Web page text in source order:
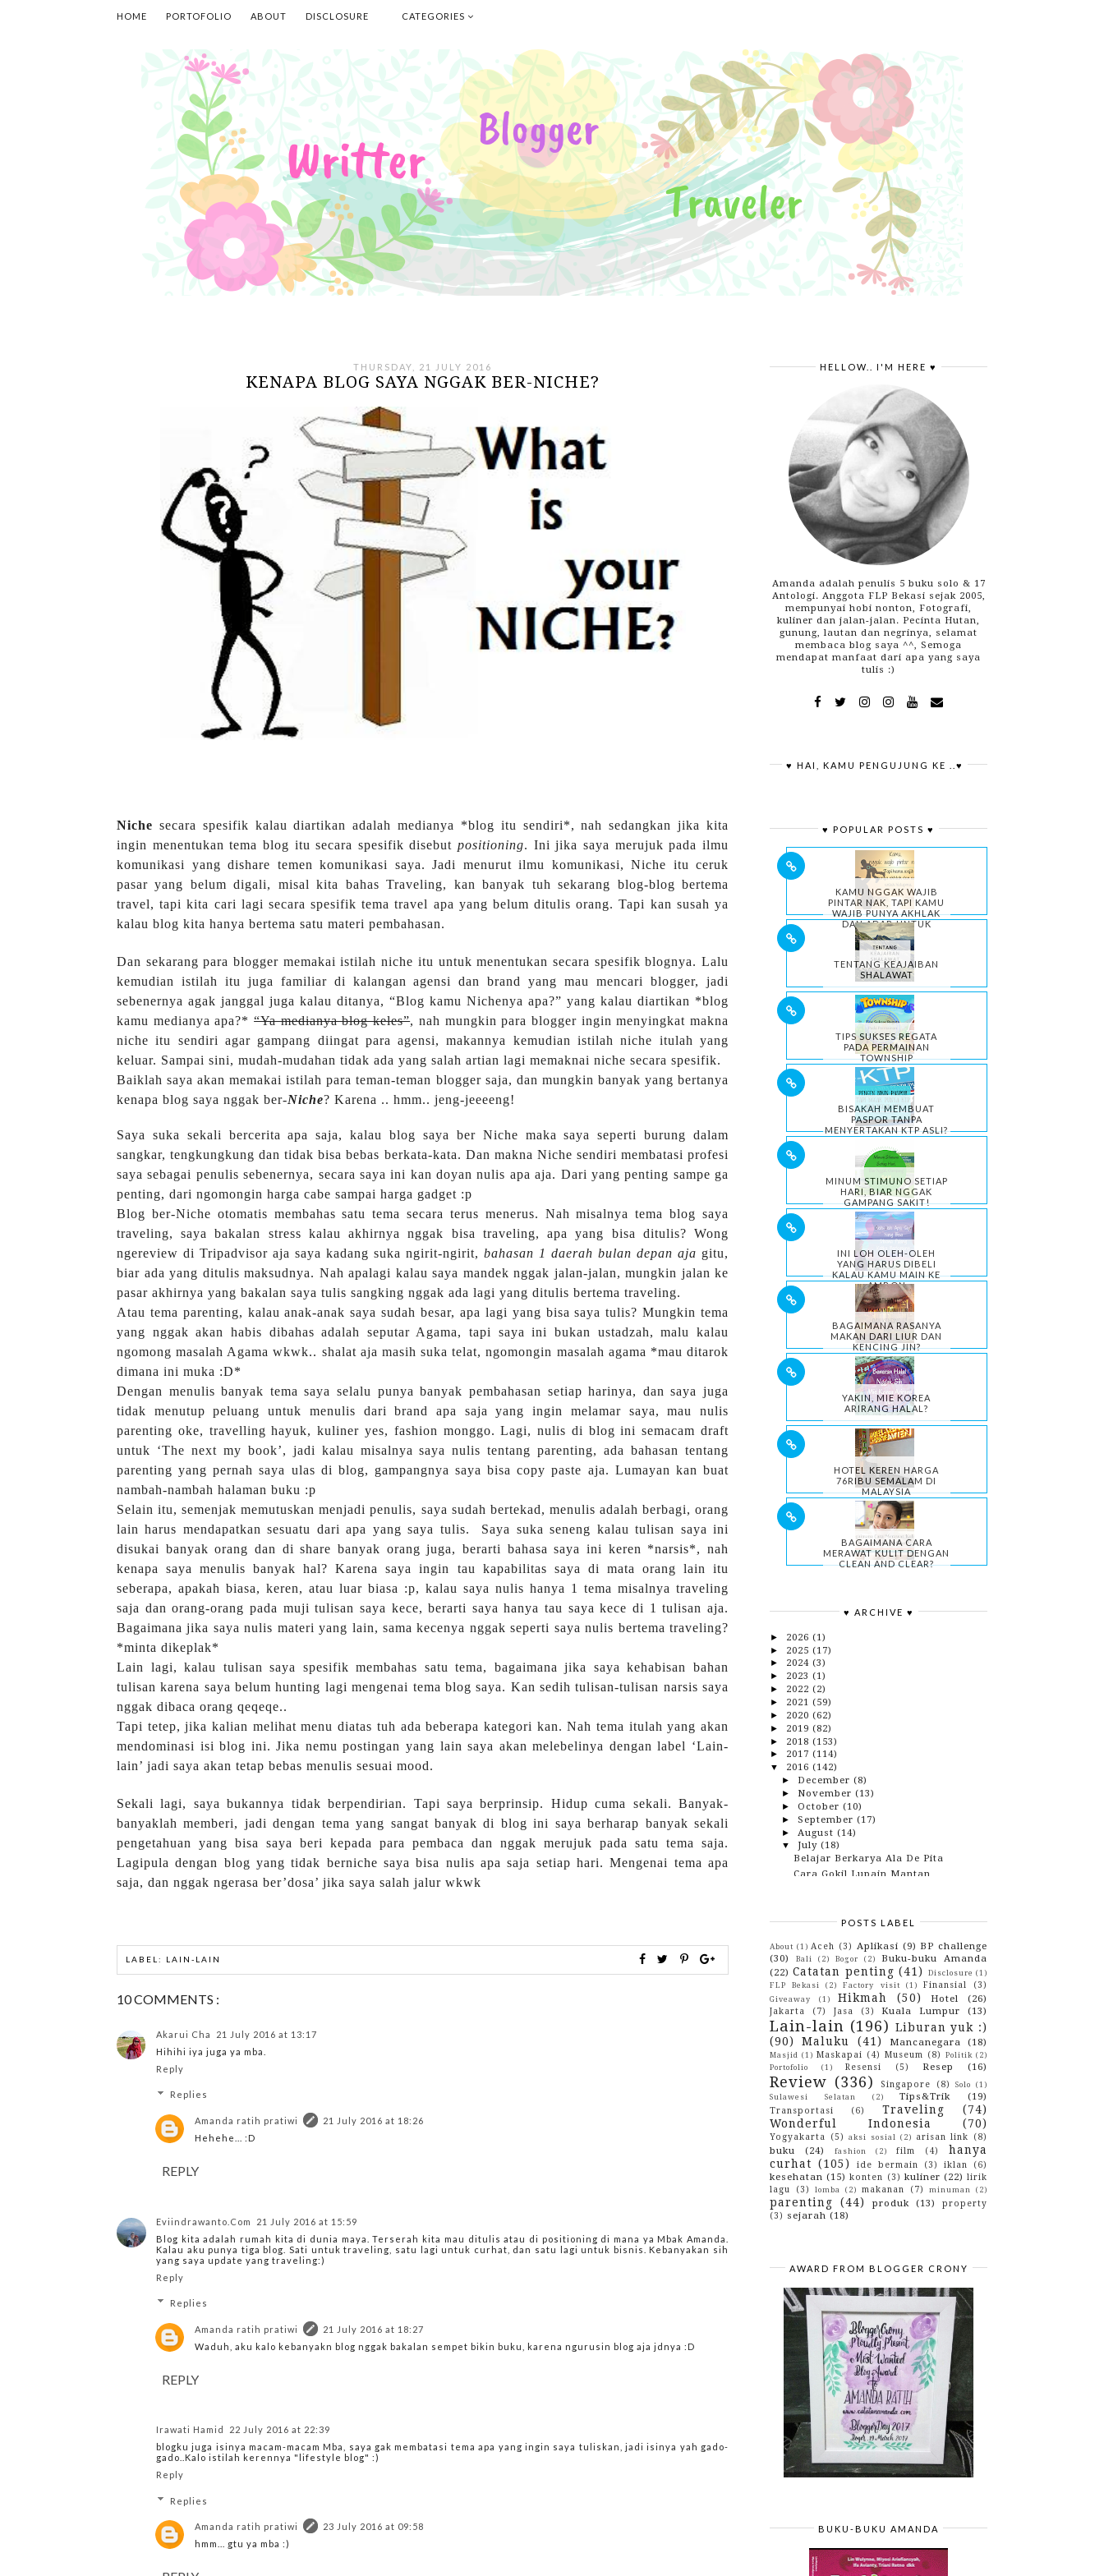
HOME PORTOFOLIO ABOUT DISCLOSURE CATEGORIES
THURSDAY, 21 JULY 2016
KENAPA BLOG SAYA NGGAK BER-NICHE?
Niche secara spesifik kalau diartikan adalah medianya *blog itu sendiri*, nah sedangkan jika kita
ingin menentukan tema blog itu secara spesifik disebutpositioning. Ini jika saya merujuk pada ilmu
komunikasi yang dishare temen komunikasi saya. Jadi menurut ilmu komunikasi, Niche itu ceruk
pasar yang belum digali, misal kita bahas Traveling, kan banyak tuh sekarang blog-blog bertema
travel, tapi kita cari lagi secara spesifik tema travel apa yang belum ditulis orang. Tapi kan susah ya
kalau blog kita hanya bertema satu materi pembahasan.
Dan sekarang para blogger memakai istilah niche itu untuk menentukan secara spesifik blognya. Lalu
kemudian istilah itu juga familiar di kalangan agensi dan brand yang mau mencari blogger, jadi
sebenernya agak janggal juga kalau ditanya, “Blog kamu Nichenya apa?” yang kalau diartikan *blog
kamu medianya apa?*“Ya medianya blog keles”, nah mungkin para blogger ingin menyingkat makna
niche itu sendiri agar gampang diingat para agensi, makannya kemudian istilah niche itulah yang
keluar. Sampai sini, mudah-mudahan tidak ada yang salah artian lagi memaknai niche secara spesifik.
Baiklah saya akan memakai istilah para teman-teman blogger saja, dan mungkin banyak yang bertanya
kenapa blog saya nggak ber-Niche? Karena .. hmm.. jeng-jeeeeng!
Saya suka sekali bercerita apa saja, kalau blog saya ber Niche maka saya seperti burung dalam
sangkar, tengkungkung dan tidak bisa bebas berkata-kata. Dan makna Niche sendiri membatasi profesi
saya sebagai penulis sebenernya, secara saya ini kan doyan nulis apa aja. Dari yang penting sampe ga
penting, dari ngomongin harga cabe sampai harga gadget :p
Blog ber-Niche otomatis membahas satu tema secara terus menerus. Nah misalnya tema blog saya
traveling, saya bakalan stress kalau akhirnya nggak bisa traveling, apa yang bisa ditulis? Wong
ngereview di Tripadvisor aja saya kadang suka ngirit-ngirit, bahasan 1 daerah bulan depan aja gitu,
biar ada yang ditulis maksudnya. Nah apalagi kalau saya mandek nggak jalan-jalan, mungkin jalan ke
pasar akhirnya yang bakalan saya tulis sangking nggak ada lagi yang ditulis bertema traveling.
Atau tema parenting, kalau anak-anak saya sudah besar, apa lagi yang bisa saya tulis? Mungkin tema
yang nggak akan habis dibahas adalah seputar Agama, tapi saya ini bukan ustadzah, malu kalau
ngomong masalah Agama wkwk.. shalat aja masih suka telat, ngomongin masalah agama *mau ditarok
dimana ini muka :D*
Dengan menulis banyak tema saya selalu punya banyak pembahasan setiap harinya, dan saya juga
tidak menutup peluang untuk menulis dari brand apa saja yang ingin melamar saya, mau nulis
parenting oke, travelling hayuk, kuliner yes, fashion monggo. Lagi, nulis di blog ini semacam draft
untuk ‘The next my book’, jadi kalau misalnya saya nulis tentang parenting, ada bahasan tentang
parenting yang pernah saya ulas di blog, gampangnya saya bisa copy paste aja. Lumayan kan buat
nambah-nambah halaman buku :p
Selain itu, semenjak memutuskan menjadi penulis, saya sudah bertekad, menulis adalah berbagi, orang
lain harus mendapatkan sesuatu dari apa yang saya tulis. Saya suka seneng kalau tulisan saya ini
disukai banyak orang dan di share banyak orang juga, berarti bahasa saya ini keren *narsis*, nah
kenapa saya menulis banyak hal? Karena saya ingin tau kapabilitas saya di mata orang lain itu
seberapa, apakah biasa, keren, atau luar biasa :p, kalau saya nulis hanya 1 tema misalnya traveling
saja dan orang-orang pada muji tulisan saya kece, berarti saya hanya tau saya kece di 1 tulisan aja.
Bagaimana jika saya nulis materi yang lain, sama kecenya nggak seperti saya nulis bertema traveling?
*minta dikeplak*
Lain lagi, kalau tulisan saya spesifik membahas satu tema, bagaimana jika saya kehabisan bahan
tulisan karena saya belum hunting lagi mengenai tema blog saya. Kan sedih tulisan-tulisan narsis saya
nggak dibaca orang qeqeqe..
Tapi tetep, jika kalian melihat menu diatas tuh ada beberapa kategori kan. Nah tema itulah yang akan
mendominasi isi blog ini. Jika nemu postingan yang lain saya akan melebelinya dengan label ‘Lain-
lain’ jadi saya akan tetap bebas menulis sesuai mood.
Sekali lagi, saya bukannya tidak berpendirian. Tapi saya berprinsip. Hidup cuma sekali. Banyak-
banyaklah memberi, jadi dengan tema yang sangat banyak di blog ini saya berharap banyak sekali
pengetahuan yang bisa saya beri kepada para pembaca dan nggak merujuk pada satu tema saja.
Lagipula dengan blog yang tidak berniche saya bisa nulis apa saja setiap hari. Mengenai tema apa
saja, dan nggak ngerasa ber’dosa’ jika saya salah jalur wkwk
LABEL: LAIN-LAIN
10 COMMENTS :
Akarui Cha
21 July 2016 at 13:17
Hihihi iya juga ya mba.
Reply
Replies
Amanda ratih pratiwi
21 July 2016 at 18:26
Hehehe... :D
REPLY
Eviindrawanto.Com
21 July 2016 at 15:59
Blog kita adalah rumah kita di dunia maya. Terserah kita mau ditulis atau di positioning di mana ya Mbak Amanda.
Kalau aku punya tiga blog. Sati untuk traveling, satu lagi untuk curhat, dan satu lagi untuk bisnis. Kebanyakan sih
yang saya update yang traveling:)
Reply
Replies
Amanda ratih pratiwi
21 July 2016 at 18:27
Waduh, aku kalo kebanyakn blog nggak bakalan sempet bikin buku, karena ngurusin blog aja jdnya :D
REPLY
Irawati Hamid
22 July 2016 at 22:39
blogku juga isinya macam-macam Mba, saya gak membatasi tema apa yang ingin saya tuliskan, jadi isinya yah gado-
gado..Kalo istilah kerennya "lifestyle blog" :)
Reply
Replies
Amanda ratih pratiwi
23 July 2016 at 09:58
hmm... gtu ya mba :)
HELLOW.. I'M HERE ♥
Amanda adalah penulis 5 buku solo & 17
Antologi. Anggota FLP Bekasi sejak 2005,
mempunyai hobi nonton, Fotografi,
kuliner dan jalan-jalan. Pecinta Hutan,
gunung, lautan dan negrinya, selamat
membaca blog saya ^^, Semoga
mendapat manfaat dari apa yang saya
tulis :)
♥ HAI, KAMU PENGUJUNG KE ..♥
♥ POPULAR POSTS ♥
KAMU NGGAK WAJIB
PINTAR NAK, TAPI KAMU
WAJIB PUNYA AKHLAK
DAN ADAB UNTUK
HIDUPMU.
TENTANG KEAJAIBAN
SHALAWAT
TIPS SUKSES REGATA
PADA PERMAINAN
TOWNSHIP
BISAKAH MEMBUAT
PASPOR TANPA
MENYERTAKAN KTP ASLI?
MINUM STIMUNO SETIAP
HARI, BIAR NGGAK
GAMPANG SAKIT!
INI LOH OLEH-OLEH
YANG HARUS DIBELI
KALAU KAMU MAIN KE
AMBON
BAGAIMANA RASANYA
MAKAN DARI LIUR DAN
KENCING JIN?
YAKIN, MIE KOREA
ARIRANG HALAL?
HOTEL KEREN HARGA
76RIBU SEMALAM DI
MALAYSIA
BAGAIMANA CARA
MERAWAT KULIT DENGAN
CLEAN AND CLEAR?
♥ ARCHIVE ♥
► 2026 (1)
► 2025 (17)
► 2024 (3)
► 2023 (1)
► 2022 (2)
► 2021 (59)
► 2020 (62)
► 2019 (82)
► 2018 (153)
► 2017 (114)
▼ 2016 (142)
► December (8)
► November (13)
► October (10)
► September (17)
► August (14)
▼ July (18)
Belajar Berkarya Ala De Pita
Cara Gokil Lupain Mantan
Hotel Murah Di Jakarta Yang Dekat
Dengan Museum Ba...
Kenapa blog saya nggak ber-Niche?
Ikutan Giveaway YTABB yuk!
Semua Orang Bisa Traveling kok.
Nggak Percaya?
Tips Mudik Anti Jengkel
Cara Menjaga Kualitas Obat-Obatan
Bagaimana ya, cara memilih sabun
muka yang bagus?
Tips Bagaimana Cara Memandikan
Bayi Yang Benar
Self Service Ala Red Suki
Cara Mengatasi Demam Pada Anak
Tips Jitu! Agar Tidak Ditodong Oleh-
Oleh Saat Liburan
Berbagi Pengalaman Seru Melalui
Forum Ibu dan Anak
Tips Mudik Anti Baper
►June(22)
May
►February(2)
►2015(10)
►2014
►2013 (3)
2012 (29)
2010 (42)
2009 (43)
POSTS LABEL
About (1) Aceh (3) Aplikasi (9) BP challenge
(30)
Bali (2) Bogor (2)
Buku-buku Amanda
(22) Catatan penting (41) Disclosure (1)
FLP Bekasi
(2) Factory visit (1) Finansial (3)
Giveaway (1) Hikmah (50) Hotel (26)
Jakarta (7) Jasa (3) Kuala Lumpur (13)
Lain-lain (196) Liburan yuk :)
(90)
Maluku (41) Mancanegara (18)
Masjid (1) Maskapai (4) Museum (8) Politik (2)
Portofolio
(1) Resensi (5) Resep (16)
Review (336) Singapore (8) Solo
(1)
Sulawesi Selatan
(2) Tips&Trik (19)
Transportasi (6) Traveling
(74)
Wonderful Indonesia
(70)
Yogyakarta (5) aksi sosial (2) arisan link (8)
buku (24) fashion (2) film (4)
hanya
curhat (105) ide bermain (3) iklan (6)
kesehatan (15) konten (3) kuliner (22) lirik
lagu
(3) lomba (2) makanan (7) minuman (2)
parenting (44) produk (13)
property
(3) sejarah (18)
AWARD FROM BLOGGER CRONY
BUKU-BUKU AMANDA